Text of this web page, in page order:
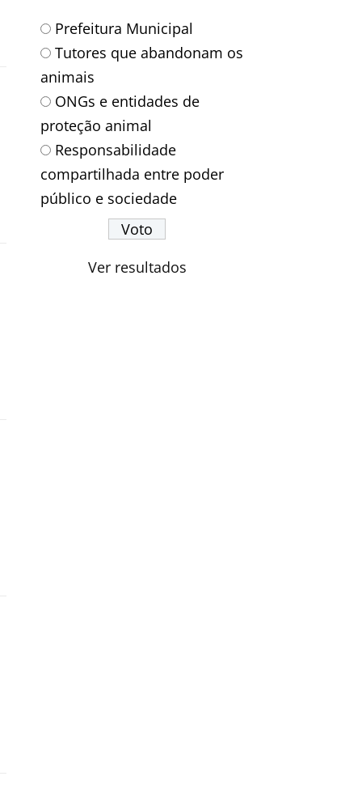
Prefeitura Municipal
Tutores que abandonam os
animais
ONGs e entidades de
proteção animal
Responsabilidade
compartilhada entre poder
público e sociedade
Ver resultados